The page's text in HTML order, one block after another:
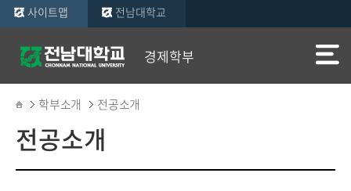
사이트맵 전남대학교
경제학부
학부소개 전공소개
전공소개